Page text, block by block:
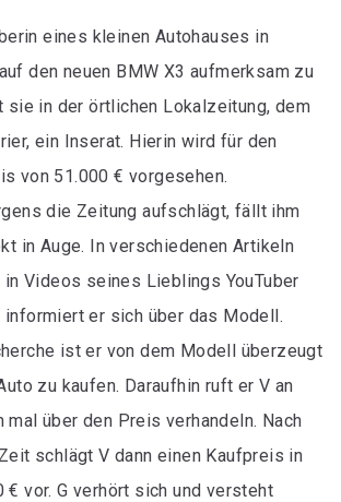
eines kleinen Autohauses in
den neuen BMW X3 aufmerksam zu
sie in der örtlichen Lokalzeitung, dem
ein Inserat. Hierin wird für den
von 51.000 € vorgesehen.
die Zeitung aufschlägt, fällt ihm
in Auge. In verschiedenen Artikeln
Videos seines Lieblings YouTuber
er sich über das Modell.
ist er von dem Modell überzeugt
zu kaufen. Daraufhin ruft er V an
mal über den Preis verhandeln. Nach
schlägt V dann einen Kaufpreis in
€ vor. G verhört sich und versteht